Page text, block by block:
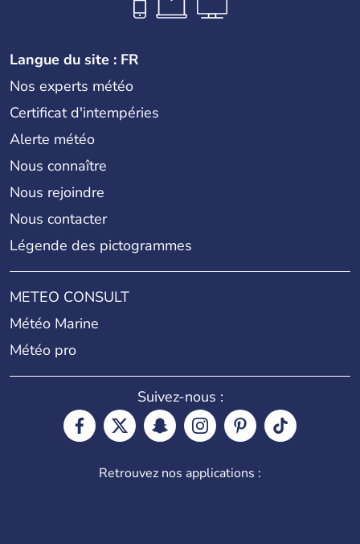
Langue du site : FR
Nos experts météo
Certificat d'intempéries
Alerte météo
Nous connaître
Nous rejoindre
Nous contacter
Légende des pictogrammes
METEO CONSULT
Météo Marine
Météo pro
Suivez-nous :
Retrouvez nos applications :